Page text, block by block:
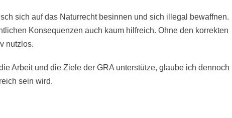
sich auf das Naturrecht besinnen und sich illegal bewaffnen.
Konsequenzen auch kaum hilfreich. Ohne den korrekten
nutzlos.
Arbeit und die Ziele der GRA unterstütze, glaube ich dennoch
sein wird.